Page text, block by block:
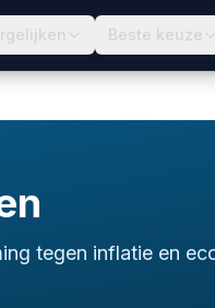
Beste keuze
tegen inflatie en